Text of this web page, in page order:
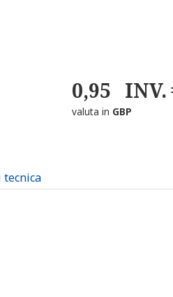
0,95 INV.
valuta in GBP
tecnica